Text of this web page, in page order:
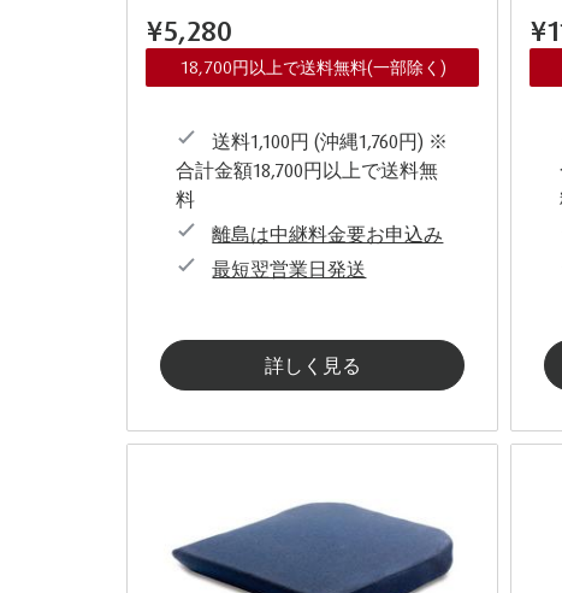
¥5,280
18,700円以上で送料無料(一部除く)
送料1,100円 (沖縄1,760円) ※
合計金額18,700円以上で送料無
料
離島は中継料金要お申込み
最短翌営業日発送
詳しく見る